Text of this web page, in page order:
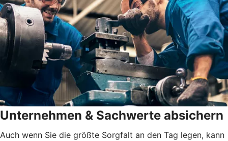
Unternehmen & Sachwerte absichern
Auch wenn Sie die größte Sorgfalt an den Tag legen, kann